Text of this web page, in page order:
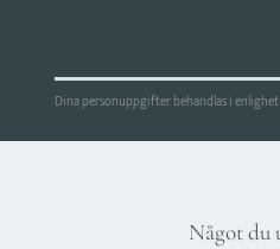
Dina personuppgifter behandlas i
Något du